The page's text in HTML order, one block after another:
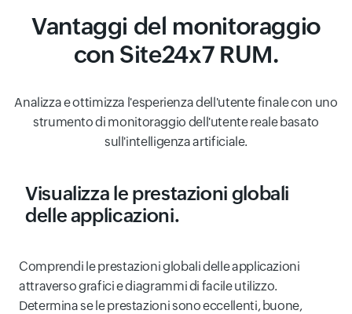
Vantaggi del monitoraggio
con Site24x7 RUM.
Analizza e ottimizza l'esperienza dell'utente finale con uno
strumento di monitoraggio dell'utente reale basato
sull'intelligenza artificiale.
Visualizza le prestazioni globali
delle applicazioni.
Comprendi le prestazioni globali delle applicazioni
attraverso grafici e diagrammi di facile utilizzo.
Determina se le prestazioni sono eccellenti, buone,